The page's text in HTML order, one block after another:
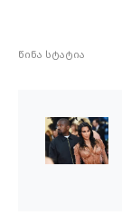
წინა სტატია